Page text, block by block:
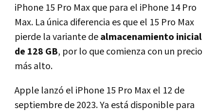
iPhone 15 Pro Max que para el iPhone 14 Pro
Max. La única diferencia es que el 15 Pro Max
pierde la variante dealmacenamiento inicial
de 128 GB, por lo que comienza con un precio
más alto.
Apple lanzó el iPhone 15 Pro Max el 12 de
septiembre de 2023. Ya está disponible para